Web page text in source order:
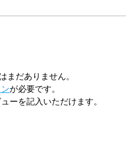
まだありません。
が必要です。
ーを記入いただけます。